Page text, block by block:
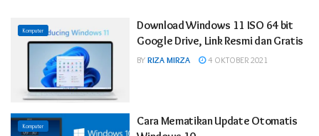
Komputer
Download Windows 11 ISO 64 bit
Google Drive, Link Resmi dan Gratis
BY RIZA MIRZA 4 OKTOBER 2021
Komputer
Cara Mematikan Update Otomatis